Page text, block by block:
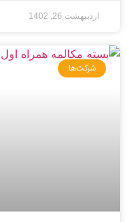
اردیبهشت 26, 1402
شرکت‌ها